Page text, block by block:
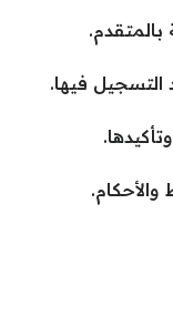
بالمتقدم.
التسجيل فيها.